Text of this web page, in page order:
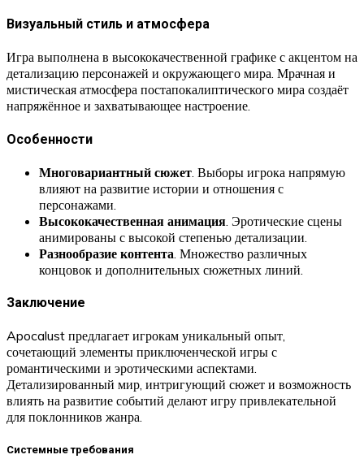
Визуальный стиль и атмосфера
Игра выполнена в высококачественной графике с акцентом на
детализацию персонажей и окружающего мира. Мрачная и
мистическая атмосфера постапокалиптического мира создаёт
напряжённое и захватывающее настроение.
Особенности
Многовариантный сюжет . Выборы игрока напрямую
влияют на развитие истории и отношения с
персонажами.
Высококачественная анимация . Эротические сцены
анимированы с высокой степенью детализации.
Разнообразие контента . Множество различных
концовок и дополнительных сюжетных линий.
Заключение
Apocalust предлагает игрокам уникальный опыт,
сочетающий элементы приключенческой игры с
романтическими и эротическими аспектами.
Детализированный мир, интригующий сюжет и возможность
влиять на развитие событий делают игру привлекательной
для поклонников жанра.
Системные требования